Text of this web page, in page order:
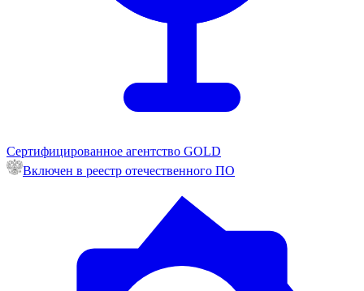
Сертифицированное агентство GOLD
Включен в реестр отечественного ПО